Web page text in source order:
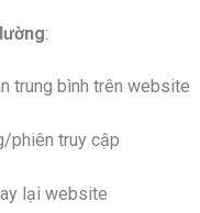
:
trung bình trên website
phiên truy cập
lại website